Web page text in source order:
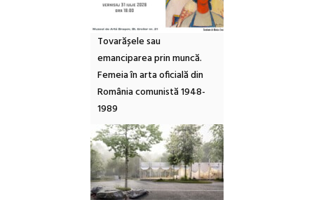
Tovarășele sau
emanciparea prin muncă.
Femeia în arta oficială din
România comunistă 1948-
1989